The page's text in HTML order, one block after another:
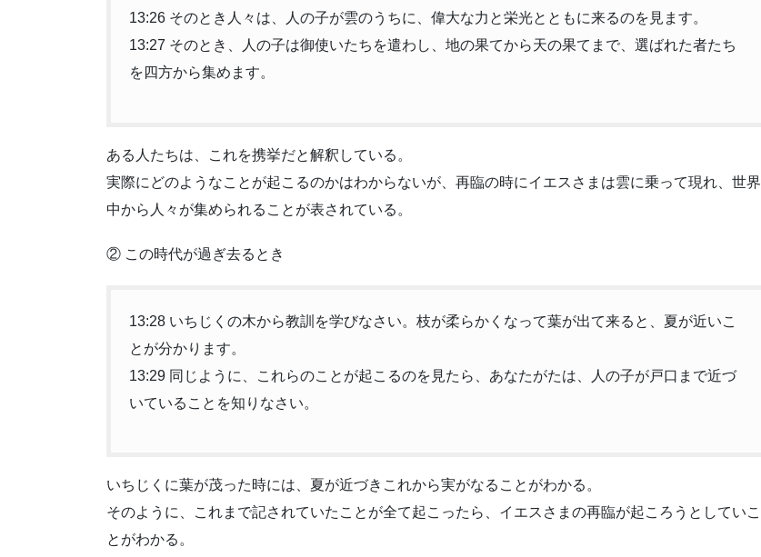
13:26 そのとき人々は、人の子が雲のうちに、偉大な力と栄光とともに来るのを見ます。
13:27 そのとき、人の子は御使いたちを遣わし、地の果てから天の果てまで、選ばれた者たち
を四方から集めます。
ある人たちは、これを携挙だと解釈している。
実際にどのようなことが起こるのかはわからないが、再臨の時にイエスさまは雲に乗って現れ、世界
中から人々が集められることが表されている。
② この時代が過ぎ去るとき
13:28 いちじくの木から教訓を学びなさい。枝が柔らかくなって葉が出て来ると、夏が近いこ
とが分かります。
13:29 同じように、これらのことが起こるのを見たら、あなたがたは、人の子が戸口まで近づ
いていることを知りなさい。
いちじくに葉が茂った時には、夏が近づきこれから実がなることがわかる。
そのように、これまで記されていたことが全て起こったら、イエスさまの再臨が起ころうとしていこ
とがわかる。